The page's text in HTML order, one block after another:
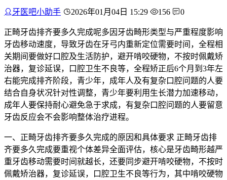
牙医吧小助手 2026年01月04日 15:29 156 0
正畸牙齿排齐要多久完成呢多因牙齿畸形类型与严重程度影响
牙齿移动速度，导致牙齿在牙弓内重新定位需要时间，全程相
关期间要做好口腔及生活防护，避开啃咬硬物，不按时佩戴矫
治器，复诊延误，口腔卫生不良等，全程矫正后6个月到3年左
右能完成排齐阶段，青少年，成年人及有复杂口腔问题的人要
结合自身状况针对性调整，青少年要利用生长潜力加速移动，
成年人要保持耐心避免急于求成，有复杂口腔问题的人要留意
牙齿反应会不会影响整体治疗进程。
一、正畸牙齿排齐要多久完成的原因和具体要求 正畸牙齿排
齐要多久完成要重视个体差异全面评估，核心是牙齿畸形越严
重牙齿移动需要时间就越长，还要同步避开啃咬硬物，不按时
佩戴矫治器，复诊延误，口腔卫生不良等行为，其中啃咬硬物